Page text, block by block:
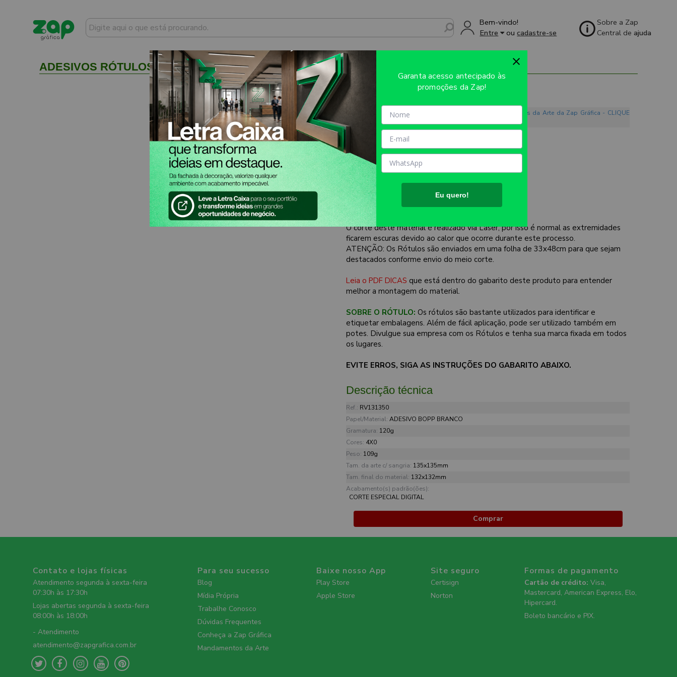
Bem-vindo!
Entre
oucadastre-se
Sobre a Zap
Central deajuda
ADESIVOS RÓTULOS FOLHA BOPP BRANCO 135X135MM - 4X0 - 50unid - RV131350
Sobre o produto
Evite refugos e erros de impressão. Conheça os Mandamentos da Arte da Zap Gráfica - CLIQUE
MATÉRIA PRIMA:BOPP Branco
TAMANHO FINAL DO PRODUTO:
aproximadamente.
TIPO DE IMPRESSÃO: HP INDIGO
INFORMAÇÕES IMPORTANTES:
O corte deste material é realizado via Laser, por isso é normal as extremidades
ficarem escuras devido ao calor que ocorre durante este processo.
ATENÇÃO: Os Rótulos são enviados em uma folha de 33x48cm para que sejam
destacados conforme envio do meio corte.
Leia o PDF DICAS que está dentro do gabarito deste produto para entender
melhor a montagem do material.
SOBRE O RÓTULO: Os rótulos são bastante utilizados para identificar e
etiquetar embalagens. Além de fácil aplicação, pode ser utilizado também em
potes. Divulgue sua empresa com os Rótulos e tenha sua marca fixada em todos
os lugares.
EVITE ERROS, SIGA AS INSTRUÇÕES DO GABARITO ABAIXO.
Descrição técnica
Ref.: RV131350
Papel/Material: ADESIVO BOPP BRANCO
Gramatura: 120g
Cores: 4X0
Peso: 109g
Tam. da arte c/ sangria: 135x135mm
Tam. final do material: 132x132mm
Acabamento(s) padrão(ões):
CORTE ESPECIAL DIGITAL
Comprar
Contato e lojas físicas
Atendimento segunda à sexta-feira
07:30h às 17:30h
Lojas abertas segunda à sexta-feira
08:00h às 18:00h
- Atendimento
atendimento@zapgrafica.com.br
Para seu sucesso
Blog
Mídia Própria
Trabalhe Conosco
Dúvidas Frequentes
Conheça a Zap Gráfica
Mandamentos da Arte
Baixe nosso App
Play Store
Apple Store
Site seguro
Certisign
Norton
Formas de pagamento
Cartão de crédito: Visa,
Mastercard, American Express, Elo,
Hipercard.
Boleto bancário e PIX.
Garanta acesso antecipado às
promoções da Zap!
Eu quero!